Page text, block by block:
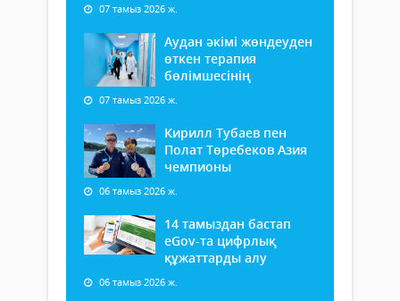
07 тамыз 2026 ж.
Аудан әкімі жөндеуден
өткен терапия
бөлімшесінің
07 тамыз 2026 ж.
Кирилл Тубаев пен
Полат Төребеков Азия
чемпионы
06 тамыз 2026 ж.
14 тамыздан бастап
еGov-та цифрлық
құжаттарды алу
06 тамыз 2026 ж.